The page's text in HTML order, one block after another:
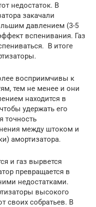
недостаток. В
закачали
давлением (3-5
вспенивания. Газ
В итоге
восприимчивы к
тем не менее и они
находится в
удержать его
точность
между штоком и
амортизатора.
и газ вырвется
превращается в
недостатками.
высокого
своих собратьев. В